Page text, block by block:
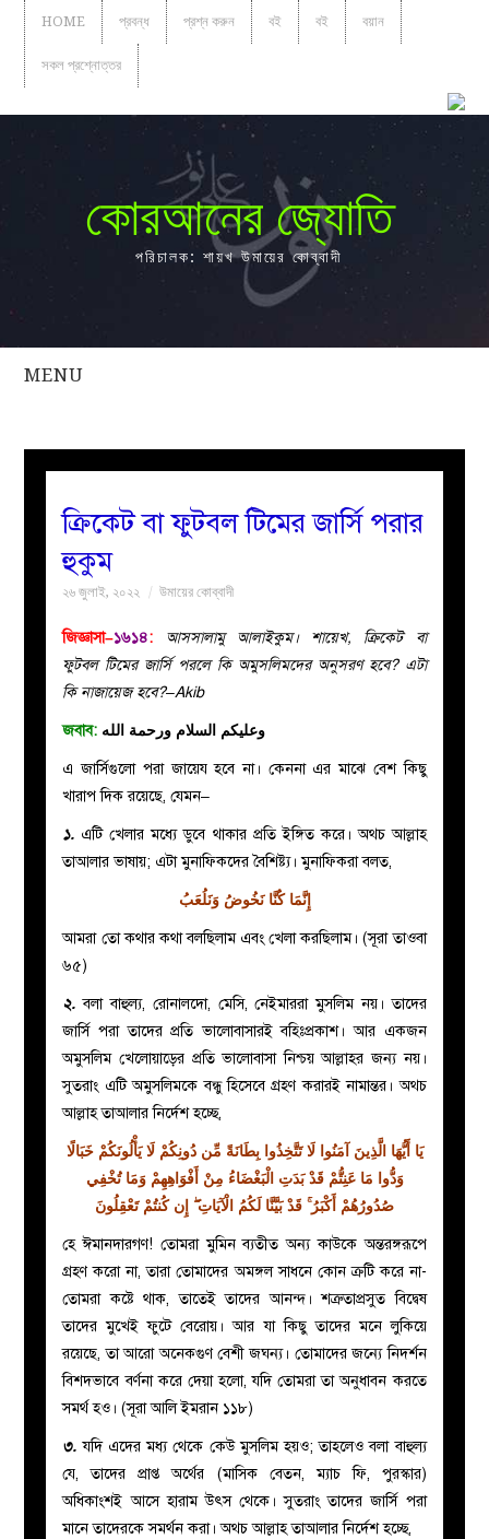
HOME প্রবন্ধ প্রশ্ন করুন বই বই বয়ান
সকল প্রশ্নোত্তর
কোরআনের জ্যোতি
পরিচালক: শায়খ উমায়ের কোব্বাদী
MENU
সকল
বয়ান
নারীদের
মজলিস
করুন
ক্রিকেট বা ফুটবল টিমের জার্সি পরার
হুকুম
২৬ জুলাই, ২০২২ উমায়ের কোব্বাদী
জিজ্ঞাসা–১৬১৪:
আসসালামু আলাইকুম। শায়েখ, ক্রিকেট বা
ফুটবল টিমের জার্সি পরলে কি অমুসলিমদের অনুসরণ হবে? এটা
কি নাজায়েজ হবে?–Akib
জবাব: وعليكم السلام ورحمة الله
এ জার্সিগুলো পরা জায়েয হবে না। কেননা এর মাঝে বেশ কিছু
খারাপ দিক রয়েছে, যেমন–
১. এটি খেলার মধ্যে ডুবে থাকার প্রতি ইঙ্গিত করে। অথচ আল্লাহ
তাআলার ভাষায়; এটা মুনাফিকদের বৈশিষ্ট্য। মুনাফিকরা বলত,
إِنَّمَا كُنَّا نَخُوضُ وَنَلُعَبُ
আমরা তো কথার কথা বলছিলাম এবং খেলা করছিলাম। (সূরা তাওবা
৬৫)
২. বলা বাহুল্য, রোনালদো, মেসি, নেইমাররা মুসলিম নয়। তাদের
জার্সি পরা তাদের প্রতি ভালোবাসারই বহিঃপ্রকাশ। আর একজন
অমুসলিম খেলোয়াড়ের প্রতি ভালোবাসা নিশ্চয় আল্লাহর জন্য নয়।
সুতরাং এটি অমুসলিমকে বন্ধু হিসেবে গ্রহণ করারই নামান্তর। অথচ
আল্লাহ তাআলার নির্দেশ হচ্ছে,
يَا أَيُّهَا الَّذِينَ آمَنُوا لَا تَتَّخِذُوا بِطَانَةً مِّن دُونِكُمْ لَا يَأْلُونَكُمْ خَبَالًا
وَدُّوا مَا عَنِتُّمْ قَدْ بَدَتِ الْبَغْضَاءُ مِنْ أَفْوَاهِهِمْ وَمَا تُخْفِي
صُدُورُهُمْ أَكْبَرُ ۚ قَدْ بَيَّنَّا لَكُمُ الْآيَاتِ ۖ إِن كُنتُمْ تَعْقِلُونَ
হে ঈমানদারগণ! তোমরা মুমিন ব্যতীত অন্য কাউকে অন্তরঙ্গরূপে
গ্রহণ করো না, তারা তোমাদের অমঙ্গল সাধনে কোন ক্রটি করে না-
তোমরা কষ্টে থাক, তাতেই তাদের আনন্দ। শত্রুতাপ্রসুত বিদ্বেষ
তাদের মুখেই ফুটে বেরোয়। আর যা কিছু তাদের মনে লুকিয়ে
রয়েছে, তা আরো অনেকগুণ বেশী জঘন্য। তোমাদের জন্যে নিদর্শন
বিশদভাবে বর্ণনা করে দেয়া হলো, যদি তোমরা তা অনুধাবন করতে
সমর্থ হও। (সূরা আলি ইমরান ১১৮)
৩. যদি এদের মধ্য থেকে কেউ মুসলিম হয়ও; তাহলেও বলা বাহুল্য
যে, তাদের প্রাপ্ত অর্থের (মাসিক বেতন, ম্যাচ ফি, পুরস্কার)
অধিকাংশই আসে হারাম উৎস থেকে। সুতরাং তাদের জার্সি পরা
মানে তাদেরকে সমর্থন করা। অথচ আল্লাহ তাআলার নির্দেশ হচ্ছে,